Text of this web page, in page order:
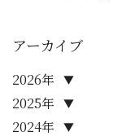
アーカイブ
2024年 ▼
2025年 ▼
2026年 ▼